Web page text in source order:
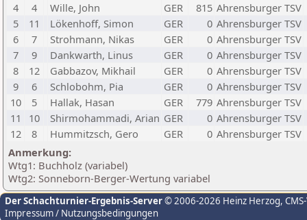
4
4 Wille, John GER 815 Ahrensburger TSV
5
11 Lökenhoff, Simon GER 0 Ahrensburger TSV
6
7 Strohmann, Nikas GER 0 Ahrensburger TSV
7
9 Dankwarth, Linus GER 0 Ahrensburger TSV
8
12 Gabbazov, Mikhail GER 0 Ahrensburger TSV
9
6 Schlobohm, Pia GER 0 Ahrensburger TSV
10
5 Hallak, Hasan GER 779 Ahrensburger TSV
11
10 Shirmohammadi, Arian GER 0 Ahrensburger TSV
12
8 Hummitzsch, Gero GER 0 Ahrensburger TSV
Anmerkung:
Wtg1: Buchholz (variabel)
Wtg2: Sonneborn-Berger-Wertung variabel
Der Schachturnier-Ergebnis-Server© 2006-2026 Heinz Herzog,
Impressum / Nutzungsbedingungen